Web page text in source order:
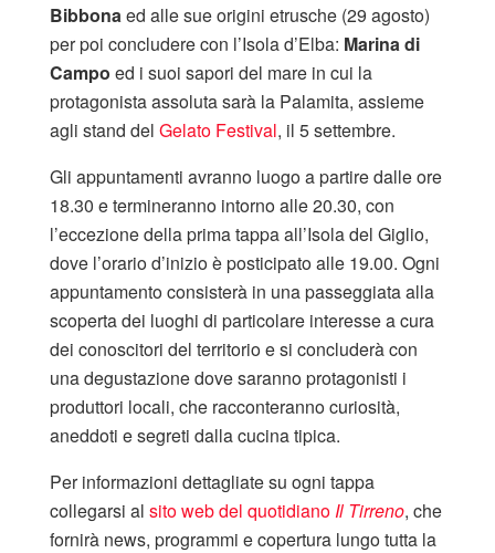
Bibbonaed alle sue origini etrusche (29 agosto)
per poi concludere con l’Isola d’Elba: Marina di
Campo ed i suoi sapori del mare in cui la
protagonista assoluta sarà la Palamita, assieme
agli stand del Gelato Festival, il 5 settembre.
Gli appuntamenti avranno luogo a partire dalle ore
18.30 e termineranno intorno alle 20.30, con
l’eccezione della prima tappa all’Isola del Giglio,
dove l’orario d’inizio è posticipato alle 19.00. Ogni
appuntamento consisterà in una passeggiata alla
scoperta dei luoghi di particolare interesse a cura
dei conoscitori del territorio e si concluderà con
una degustazione dove saranno protagonisti i
produttori locali, che racconteranno curiosità,
aneddoti e segreti dalla cucina tipica.
Per informazioni dettagliate su ogni tappa
collegarsi al sito web del quotidianoIl Tirreno, che
fornirà news, programmi e copertura lungo tutta la